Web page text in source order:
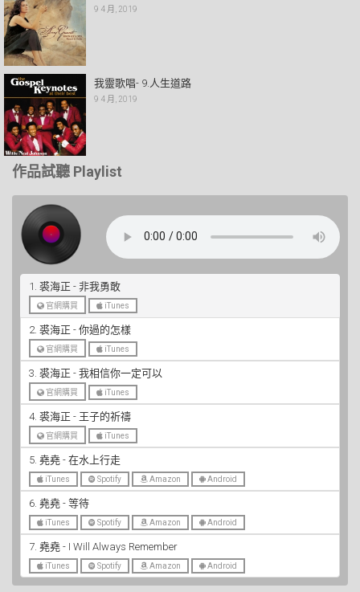
9 4 月, 2019
我靈歌唱- 9.人生道路
9 4 月, 2019
作品試聽 Playlist
1. 裘海正 - 非我勇敢
官網購買 iTunes
2. 裘海正 - 你過的怎樣
官網購買 iTunes
3. 裘海正 - 我相信你一定可以
官網購買 iTunes
4. 裘海正 - 王子的祈禱
官網購買 iTunes
5. 堯堯 - 在水上行走
iTunes Spotify Amazon Android
6. 堯堯 - 等待
iTunes Spotify Amazon Android
7. 堯堯 - I Will Always Remember
iTunes Spotify Amazon Android